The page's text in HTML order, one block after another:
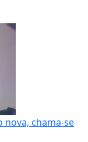
nova, chama-se